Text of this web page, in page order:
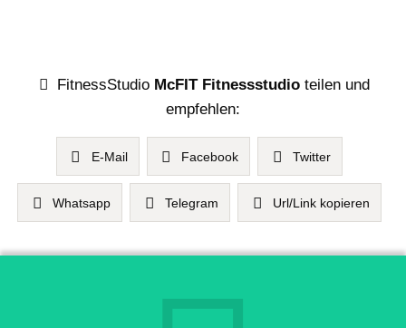
FitnessStudio McFIT Fitnessstudio teilen und
empfehlen:
E-Mail Facebook Twitter
Whatsapp Telegram Url/Link kopieren